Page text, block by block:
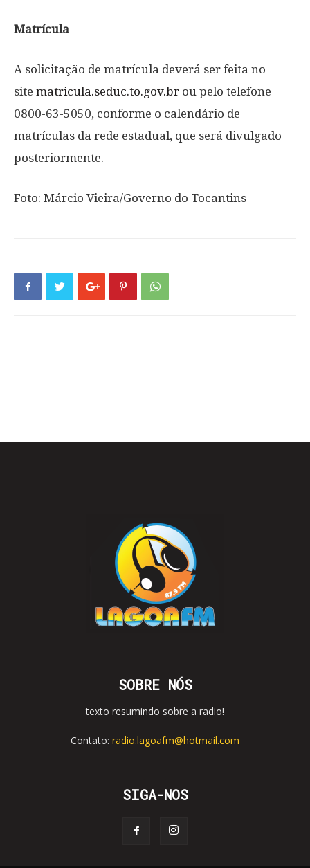
Matrícula
A solicitação de matrícula deverá ser feita no
site matricula.seduc.to.gov.br ou pelo telefone
0800-63-5050, conforme o calendário de
matrículas da rede estadual, que será divulgado
posteriormente.
Foto: Márcio Vieira/Governo do Tocantins
SOBRE NÓS
texto resumindo sobre a radio!
Contato: radio.lagoafm@hotmail.com
SIGA-NOS